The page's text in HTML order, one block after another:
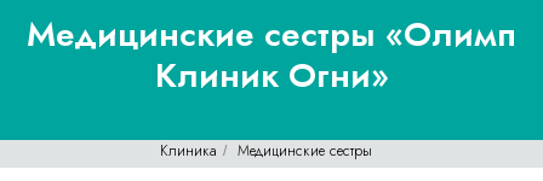
Медицинские сестры «Олимп
Клиник Огни»
Клиника / Медицинские сестры